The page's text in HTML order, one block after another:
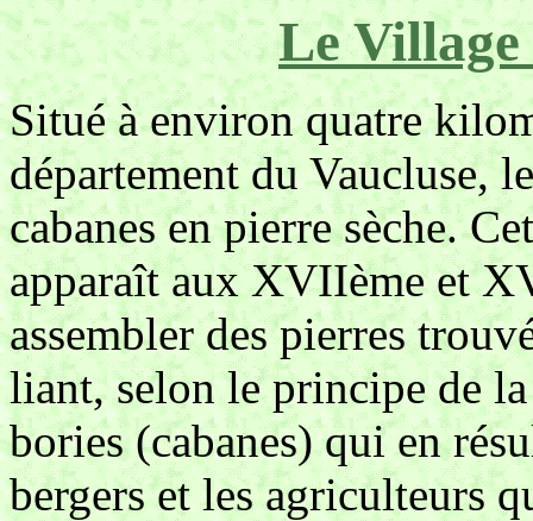
Le Village
Situé à environ quatre
département du Vaucluse,
cabanes en pierre sèche.
apparaît aux XVIIème et
assembler des pierres
liant, selon le principe de
bories (cabanes) qui en
bergers et les agriculteurs